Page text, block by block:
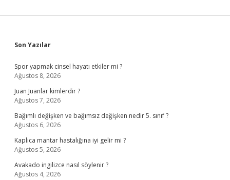
Sidebar
Son Yazılar
Spor yapmak cinsel hayatı etkiler mi ?
Ağustos 8, 2026
Juan Juanlar kimlerdir ?
Ağustos 7, 2026
Bağımlı değişken ve bağımsız değişken nedir 5. sınıf ?
Ağustos 6, 2026
Kaplıca mantar hastalığına iyi gelir mi ?
Ağustos 5, 2026
Avakado ingilizce nasıl söylenir ?
Ağustos 4, 2026